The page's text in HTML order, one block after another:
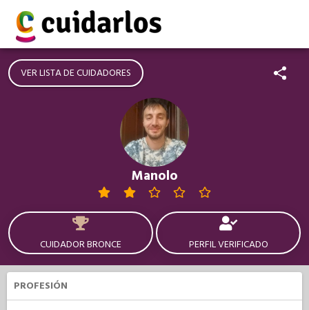
VER LISTA DE CUIDADORES
Manolo
CUIDADOR BRONCE PERFIL VERIFICADO
PROFESIÓN